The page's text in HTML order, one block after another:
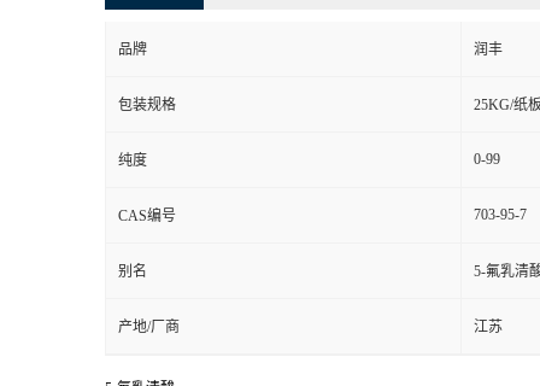
品牌 润丰
包装规格 25KG/纸
纯度 0-99
CAS编号 703-95-7
别名 5-氟乳清
产地/厂商 江苏